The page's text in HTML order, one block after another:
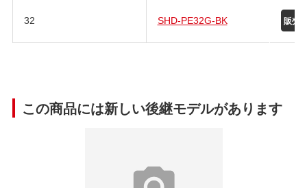
32 SHD-PE32G-BK
この商品には新しい後継モデルがあります